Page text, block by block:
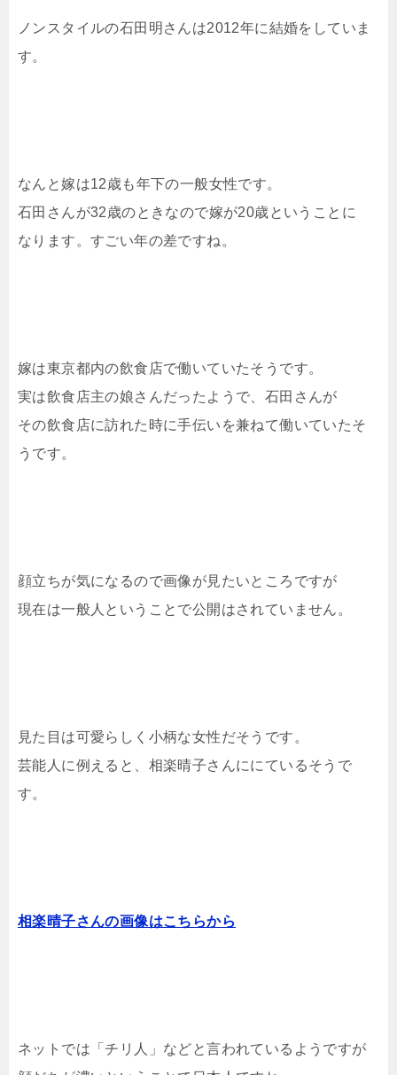
ノンスタイルの石田明さんは2012年に結婚をしていま
す。
なんと嫁は12歳も年下の一般女性です。
石田さんが32歳のときなので嫁が20歳ということに
なります。すごい年の差ですね。
嫁は東京都内の飲食店で働いていたそうです。
実は飲食店主の娘さんだったようで、石田さんが
その飲食店に訪れた時に手伝いを兼ねて働いていたそ
うです。
顔立ちが気になるので画像が見たいところですが
現在は一般人ということで公開はされていません。
見た目は可愛らしく小柄な女性だそうです。
芸能人に例えると、相楽晴子さんににているそうで
す。
相楽晴子さんの画像はこちらから
ネットでは「チリ人」などと言われているようですが